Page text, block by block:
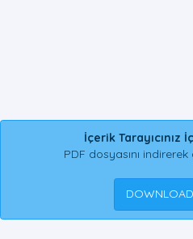
İçerik Tarayıcınız
PDF dosyasını